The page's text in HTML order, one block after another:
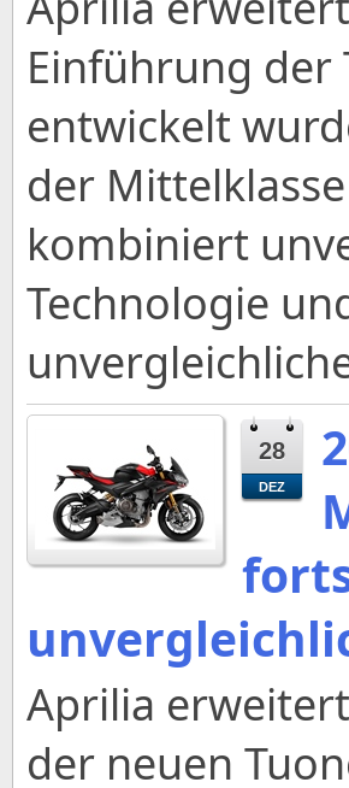
Einführung der
entwickelt
der
kombiniert
Technologie
28
DEZ
Aprilia
der neuen